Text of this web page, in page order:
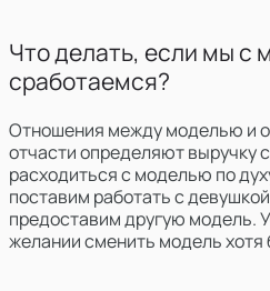
Что делать, если мы с
сработаемся?
Отношения между моделью и
отчасти определяют выручку
расходиться с моделью по
поставим работать с
предоставим другую модель.
желании сменить модель хотя